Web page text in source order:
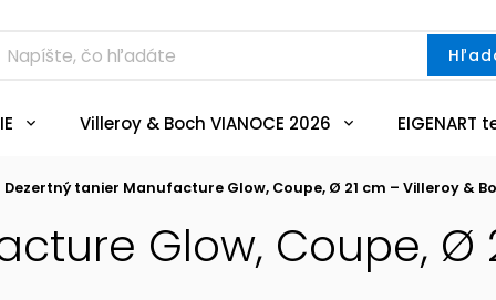
Villeroy & Boch VIANOCE 2026 EIGENART
Dezertný tanier Manufacture Glow, Coupe, Ø 21 cm – Villeroy &
Glow, Coupe, Ø